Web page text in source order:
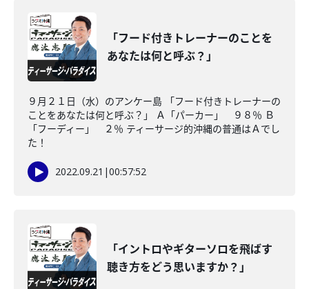
「フード付きトレーナーのことを
あなたは何と呼ぶ？」
９月２１日（水）のアンケー島 「フード付きトレーナーの
ことをあなたは何と呼ぶ？」 Ａ「パーカー」 ９８％ Ｂ
「フーディー」 ２％ ティーサージ的沖縄の普通はＡでし
た！
2022.09.21 |00:57:52
「イントロやギターソロを飛ばす
聴き方をどう思いますか？」